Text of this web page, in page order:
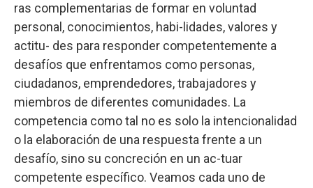
ras complementarias de formar en voluntad
personal, conocimientos, habi-lidades, valores y
actitu- des para responder competentemente a
desafíos que enfrentamos como personas,
ciudadanos, emprendedores, trabajadores y
miembros de diferentes comunidades. La
competencia como tal no es solo la intencionalidad
o la elaboración de una respuesta frente a un
desafío, sino su concreción en un ac-tuar
competente específico. Veamos cada uno de